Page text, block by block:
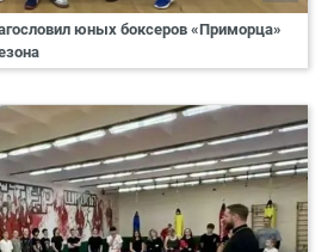
юных боксеров «Приморца»